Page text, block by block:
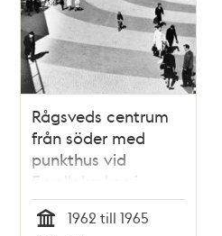
Rågsveds centrum
från söder med
punkthus vid
Ervallakroken i
bakgrunden.
1962 till 1965